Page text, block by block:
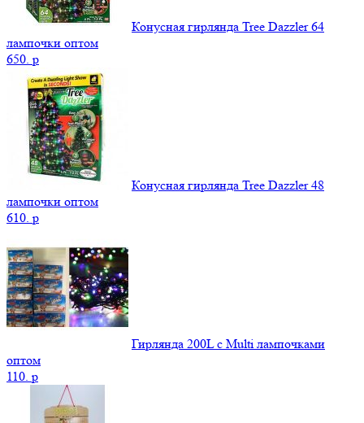
Конусная гирлянда Tree Dazzler 64
лампочки оптом
650. p
Конусная гирлянда Tree Dazzler 48
лампочки оптом
610. p
Гирлянда 200L с Multi лампочками
оптом
110. p